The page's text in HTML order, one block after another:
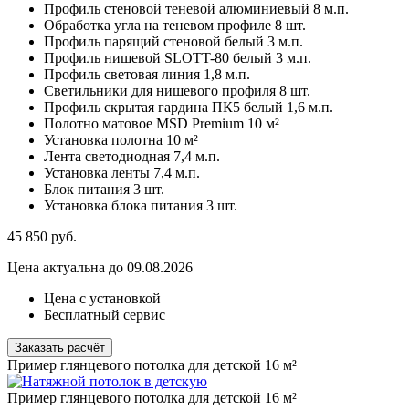
Профиль стеновой теневой алюминиевый 8 м.п.
Обработка угла на теневом профиле 8 шт.
Профиль парящий стеновой белый 3 м.п.
Профиль нишевой SLOTT-80 белый 3 м.п.
Профиль световая линия 1,8 м.п.
Светильники для нишевого профиля 8 шт.
Профиль скрытая гардина ПК5 белый 1,6 м.п.
Полотно матовое MSD Premium 10 м²
Установка полотна 10 м²
Лента светодиодная 7,4 м.п.
Установка ленты 7,4 м.п.
Блок питания 3 шт.
Установка блока питания 3 шт.
45 850 руб.
Цена актуальна до 09.08.2026
Цена с установкой
Бесплатный сервис
Заказать расчёт
Пример глянцевого потолка для детской 16 м²
Пример глянцевого потолка для детской 16 м²